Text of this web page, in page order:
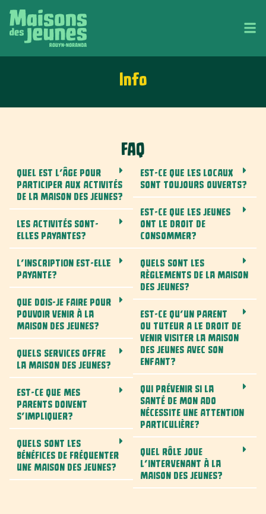
Info
FAQ
QUEL EST L’ÂGE POUR
PARTICIPER AUX ACTIVITÉS
DE LA MAISON DES JEUNES?
LES ACTIVITÉS SONT-
ELLES PAYANTES?
L’INSCRIPTION EST-ELLE
PAYANTE?
QUE DOIS-JE FAIRE POUR
POUVOIR VENIR À LA
MAISON DES JEUNES?
QUELS SERVICES OFFRE
LA MAISON DES JEUNES?
EST-CE QUE MES
PARENTS DOIVENT
S’IMPLIQUER?
QUELS SONT LES
BÉNÉFICES DE FRÉQUENTER
UNE MAISON DES JEUNES?
EST-CE QUE LES LOCAUX
SONT TOUJOURS OUVERTS?
EST-CE QUE LES JEUNES
ONT LE DROIT DE
CONSOMMER?
QUELS SONT LES
RÈGLEMENTS DE LA MAISON
DES JEUNES?
EST-CE QU’UN PARENT
OU TUTEUR A LE DROIT DE
VENIR VISITER LA MAISON
DES JEUNES AVEC SON
ENFANT?
QUI PRÉVENIR SI LA
SANTÉ DE MON ADO
NÉCESSITE UNE ATTENTION
PARTICULIÈRE?
QUEL RÔLE JOUE
L’INTERVENANT À LA
MAISON DES JEUNES?